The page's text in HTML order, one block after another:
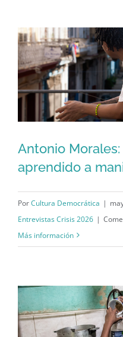
Antonio
aprendido a
Antonio
aprendido a
PorCultura Democrática |
Entrevistas Crisis 2026 |
Más información